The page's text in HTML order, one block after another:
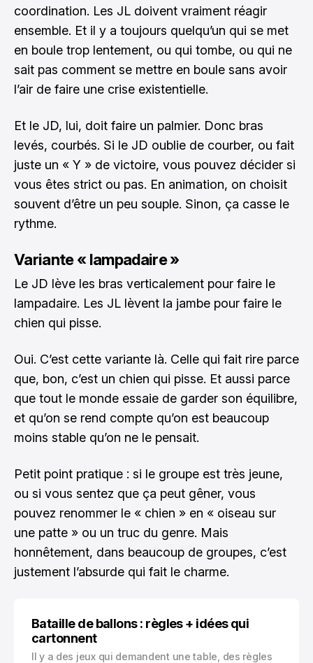
coordination. Les JL doivent vraiment réagir
ensemble. Et il y a toujours quelqu’un qui se met
en boule trop lentement, ou qui tombe, ou qui ne
sait pas comment se mettre en boule sans avoir
l’air de faire une crise existentielle.
Et le JD, lui, doit faire un palmier. Donc bras
levés, courbés. Si le JD oublie de courber, ou fait
juste un « Y » de victoire, vous pouvez décider si
vous êtes strict ou pas. En animation, on choisit
souvent d’être un peu souple. Sinon, ça casse le
rythme.
Variante « lampadaire »
Le JD lève les bras verticalement pour faire le
lampadaire. Les JL lèvent la jambe pour faire le
chien qui pisse.
Oui. C’est cette variante là. Celle qui fait rire parce
que, bon, c’est un chien qui pisse. Et aussi parce
que tout le monde essaie de garder son équilibre,
et qu’on se rend compte qu’on est beaucoup
moins stable qu’on ne le pensait.
Petit point pratique : si le groupe est très jeune,
ou si vous sentez que ça peut gêner, vous
pouvez renommer le « chien » en « oiseau sur
une patte » ou un truc du genre. Mais
honnêtement, dans beaucoup de groupes, c’est
justement l’absurde qui fait le charme.
Bataille de ballons : règles + idées qui
cartonnent
Il y a des jeux qui demandent une table, des règles